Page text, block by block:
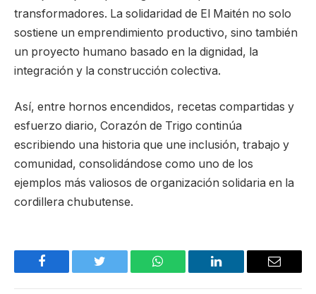
transformadores. La solidaridad de El Maitén no solo
sostiene un emprendimiento productivo, sino también
un proyecto humano basado en la dignidad, la
integración y la construcción colectiva.
Así, entre hornos encendidos, recetas compartidas y
esfuerzo diario, Corazón de Trigo continúa
escribiendo una historia que une inclusión, trabajo y
comunidad, consolidándose como uno de los
ejemplos más valiosos de organización solidaria en la
cordillera chubutense.
Facebook Twitter WhatsApp LinkedIn Email